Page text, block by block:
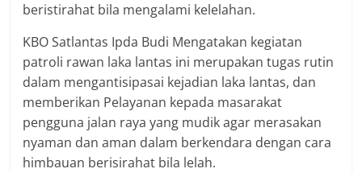
beristirahat bila mengalami kelelahan.
KBO Satlantas Ipda Budi Mengatakan kegiatan
patroli rawan laka lantas ini merupakan tugas rutin
dalam mengantisipasai kejadian laka lantas, dan
memberikan Pelayanan kepada masarakat
pengguna jalan raya yang mudik agar merasakan
nyaman dan aman dalam berkendara dengan cara
himbauan berisirahat bila lelah.